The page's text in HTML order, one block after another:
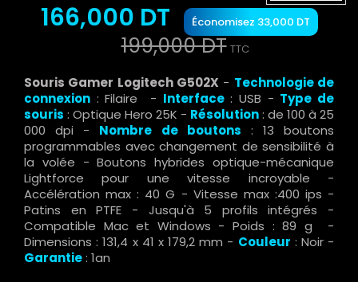
166,000 DT Économisez 33,000 DT
199,000 DT TTC
Souris Gamer Logitech G502X - Technologie de
connexion : Filaire - Interface: USB - Type de
souris : Optique Hero 25K - Résolution: de 100 à 25
000 dpi - Nombre de boutons : 13 boutons
programmables avec changement de sensibilité à
la volée -Boutons hybrides optique-mécanique
Lightforce pour une vitesse incroyable -
Accélération max : 40 G - Vitesse max :400 ips -
Patins en PTFE - Jusqu'à 5 profils intégrés -
Compatible Mac et Windows -Poids : 89 g -
Dimensions : 131,4 x 41 x 179,2 mm - Couleur : Noir -
Garantie: 1an